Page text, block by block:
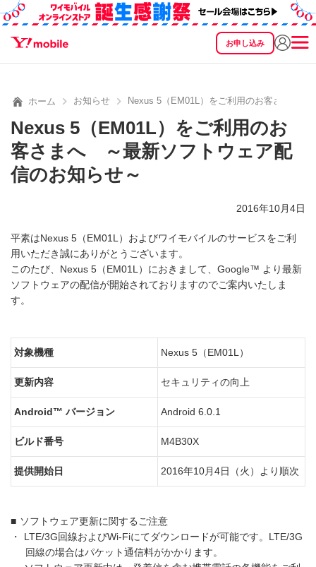
お申し込み
SEARCH
ホーム お知らせ Nexus 5（EM01L）をご利用のお客さまへ
Nexus 5（EM01L）をご利用のお
客さまへ ～最新ソフトウェア配
信のお知らせ～
2016年10月4日
平素はNexus 5（EM01L）およびワイモバイルのサービスをご利
用いただき誠にありがとうございます。
このたび、Nexus 5（EM01L）におきまして、Google™ より最新
ソフトウェアの配信が開始されておりますのでご案内いたしま
す。
対象機種 Nexus 5（EM01L）
更新内容 セキュリティの向上
Android™ バージョン Android 6.0.1
ビルド番号 M4B30X
提供開始日 2016年10月4日（火）より順次
■ ソフトウェア更新に関するご注意
・
LTE/3G回線およびWi-Fiにてダウンロードが可能です。LTE/3G
回線の場合はパケット通信料がかかります。